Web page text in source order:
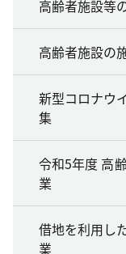
高齢者施設等
高齢者施設の
新型コロナウ
集
令和5年度 高
業
借地を利用し
業